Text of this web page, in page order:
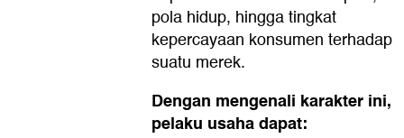
pola hidup, hingga tingkat
kepercayaan konsumen terhadap
suatu merek.
Dengan mengenali karakter ini,
pelaku usaha dapat: